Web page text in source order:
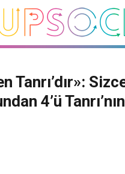
Tanrı’dır»:
4’ü